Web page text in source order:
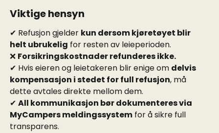
Viktige hensyn
✔ Refusjon gjelder kun dersom kjøretøyet blir
helt ubrukelig for resten av leieperioden.
❌ Forsikringskostnader refunderes ikke.
✔ Hvis eieren og leietakeren blir enige om delvis
kompensasjon i stedet for full refusjon, må
dette avtales direkte mellom dem.
✔ All kommunikasjon bør dokumenteres via
MyCampers meldingssystem for å sikre full
transparens.